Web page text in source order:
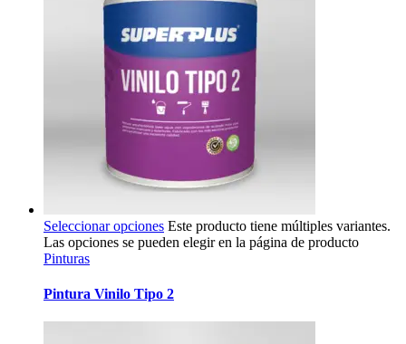
Seleccionar opciones Este producto tiene múltiples variantes.
Las opciones se pueden elegir en la página de producto
Pinturas
Pintura Vinilo Tipo 2